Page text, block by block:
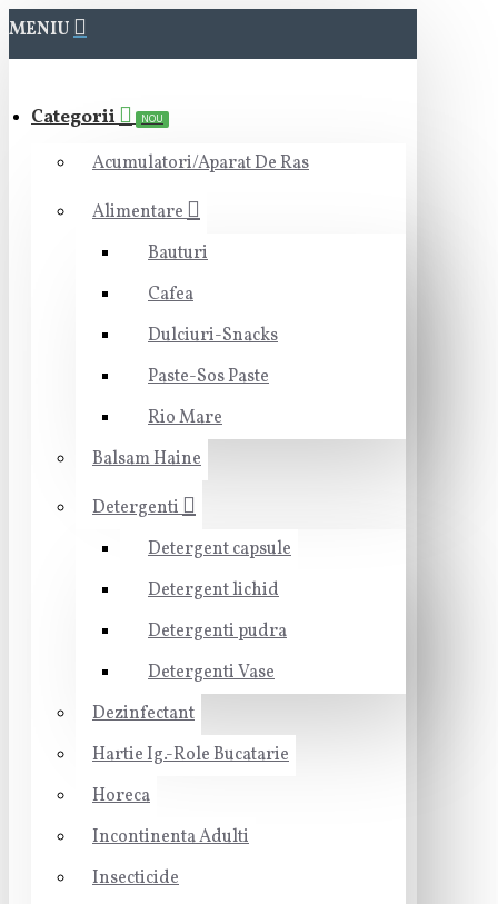
MENIU
Categorii NOU
Acumulatori/Aparat De Ras
Alimentare
Bauturi
Cafea
Dulciuri-Snacks
Paste-Sos Paste
Rio Mare
Balsam Haine
Detergenti
Detergent capsule
Detergent lichid
Detergenti pudra
Detergenti Vase
Dezinfectant
Hartie Ig.-Role Bucatarie
Horeca
Incontinenta Adulti
Insecticide